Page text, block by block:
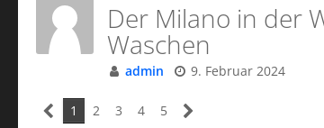
Der Milano in der
Waschen
admin 9. Februar 2024
1 2 3 4 5